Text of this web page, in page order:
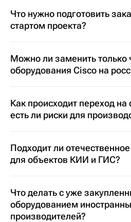
Что нужно подготовить
стартом проекта?
Можно ли заменить только
оборудования Cisco на
Как происходит переход на
есть ли риски для
Подходит ли
для объектов КИИ и ГИС?
Что делать с уже
оборудованием
производителей?